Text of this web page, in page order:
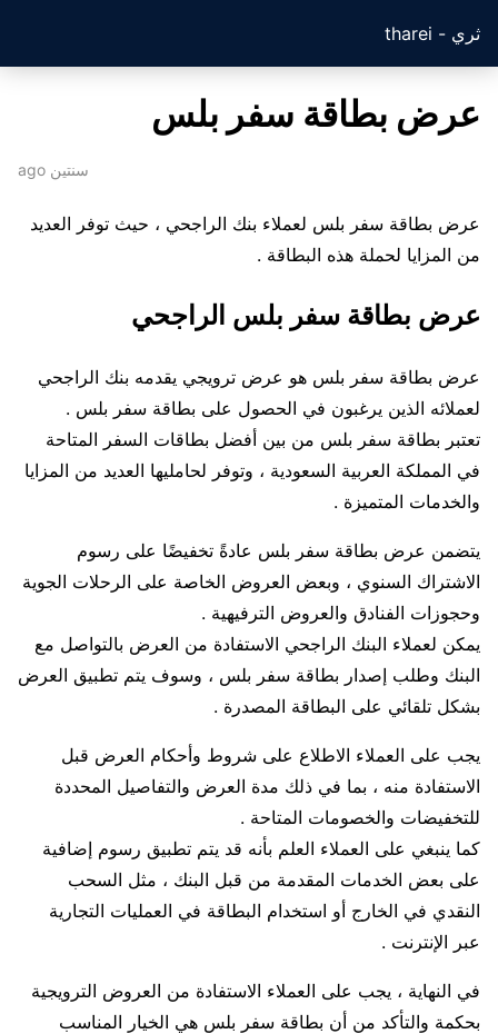
ثري - tharei
عرض بطاقة سفر بلس
سنتين ago
عرض بطاقة سفر بلس لعملاء بنك الراجحي ، حيث توفر العديد
من المزايا لحملة هذه البطاقة .
عرض بطاقة سفر بلس الراجحي
عرض بطاقة سفر بلس هو عرض ترويجي يقدمه بنك الراجحي
لعملائه الذين يرغبون في الحصول على بطاقة سفر بلس .
تعتبر بطاقة سفر بلس من بين أفضل بطاقات السفر المتاحة
في المملكة العربية السعودية ، وتوفر لحامليها العديد من المزايا
والخدمات المتميزة .
يتضمن عرض بطاقة سفر بلس عادةً تخفيضًا على رسوم
الاشتراك السنوي ، وبعض العروض الخاصة على الرحلات الجوية
وحجوزات الفنادق والعروض الترفيهية .
يمكن لعملاء البنك الراجحي الاستفادة من العرض بالتواصل مع
البنك وطلب إصدار بطاقة سفر بلس ، وسوف يتم تطبيق العرض
بشكل تلقائي على البطاقة المصدرة .
يجب على العملاء الاطلاع على شروط وأحكام العرض قبل
الاستفادة منه ، بما في ذلك مدة العرض والتفاصيل المحددة
للتخفيضات والخصومات المتاحة .
كما ينبغي على العملاء العلم بأنه قد يتم تطبيق رسوم إضافية
على بعض الخدمات المقدمة من قبل البنك ، مثل السحب
النقدي في الخارج أو استخدام البطاقة في العمليات التجارية
عبر الإنترنت .
في النهاية ، يجب على العملاء الاستفادة من العروض الترويجية
بحكمة والتأكد من أن بطاقة سفر بلس هي الخيار المناسب